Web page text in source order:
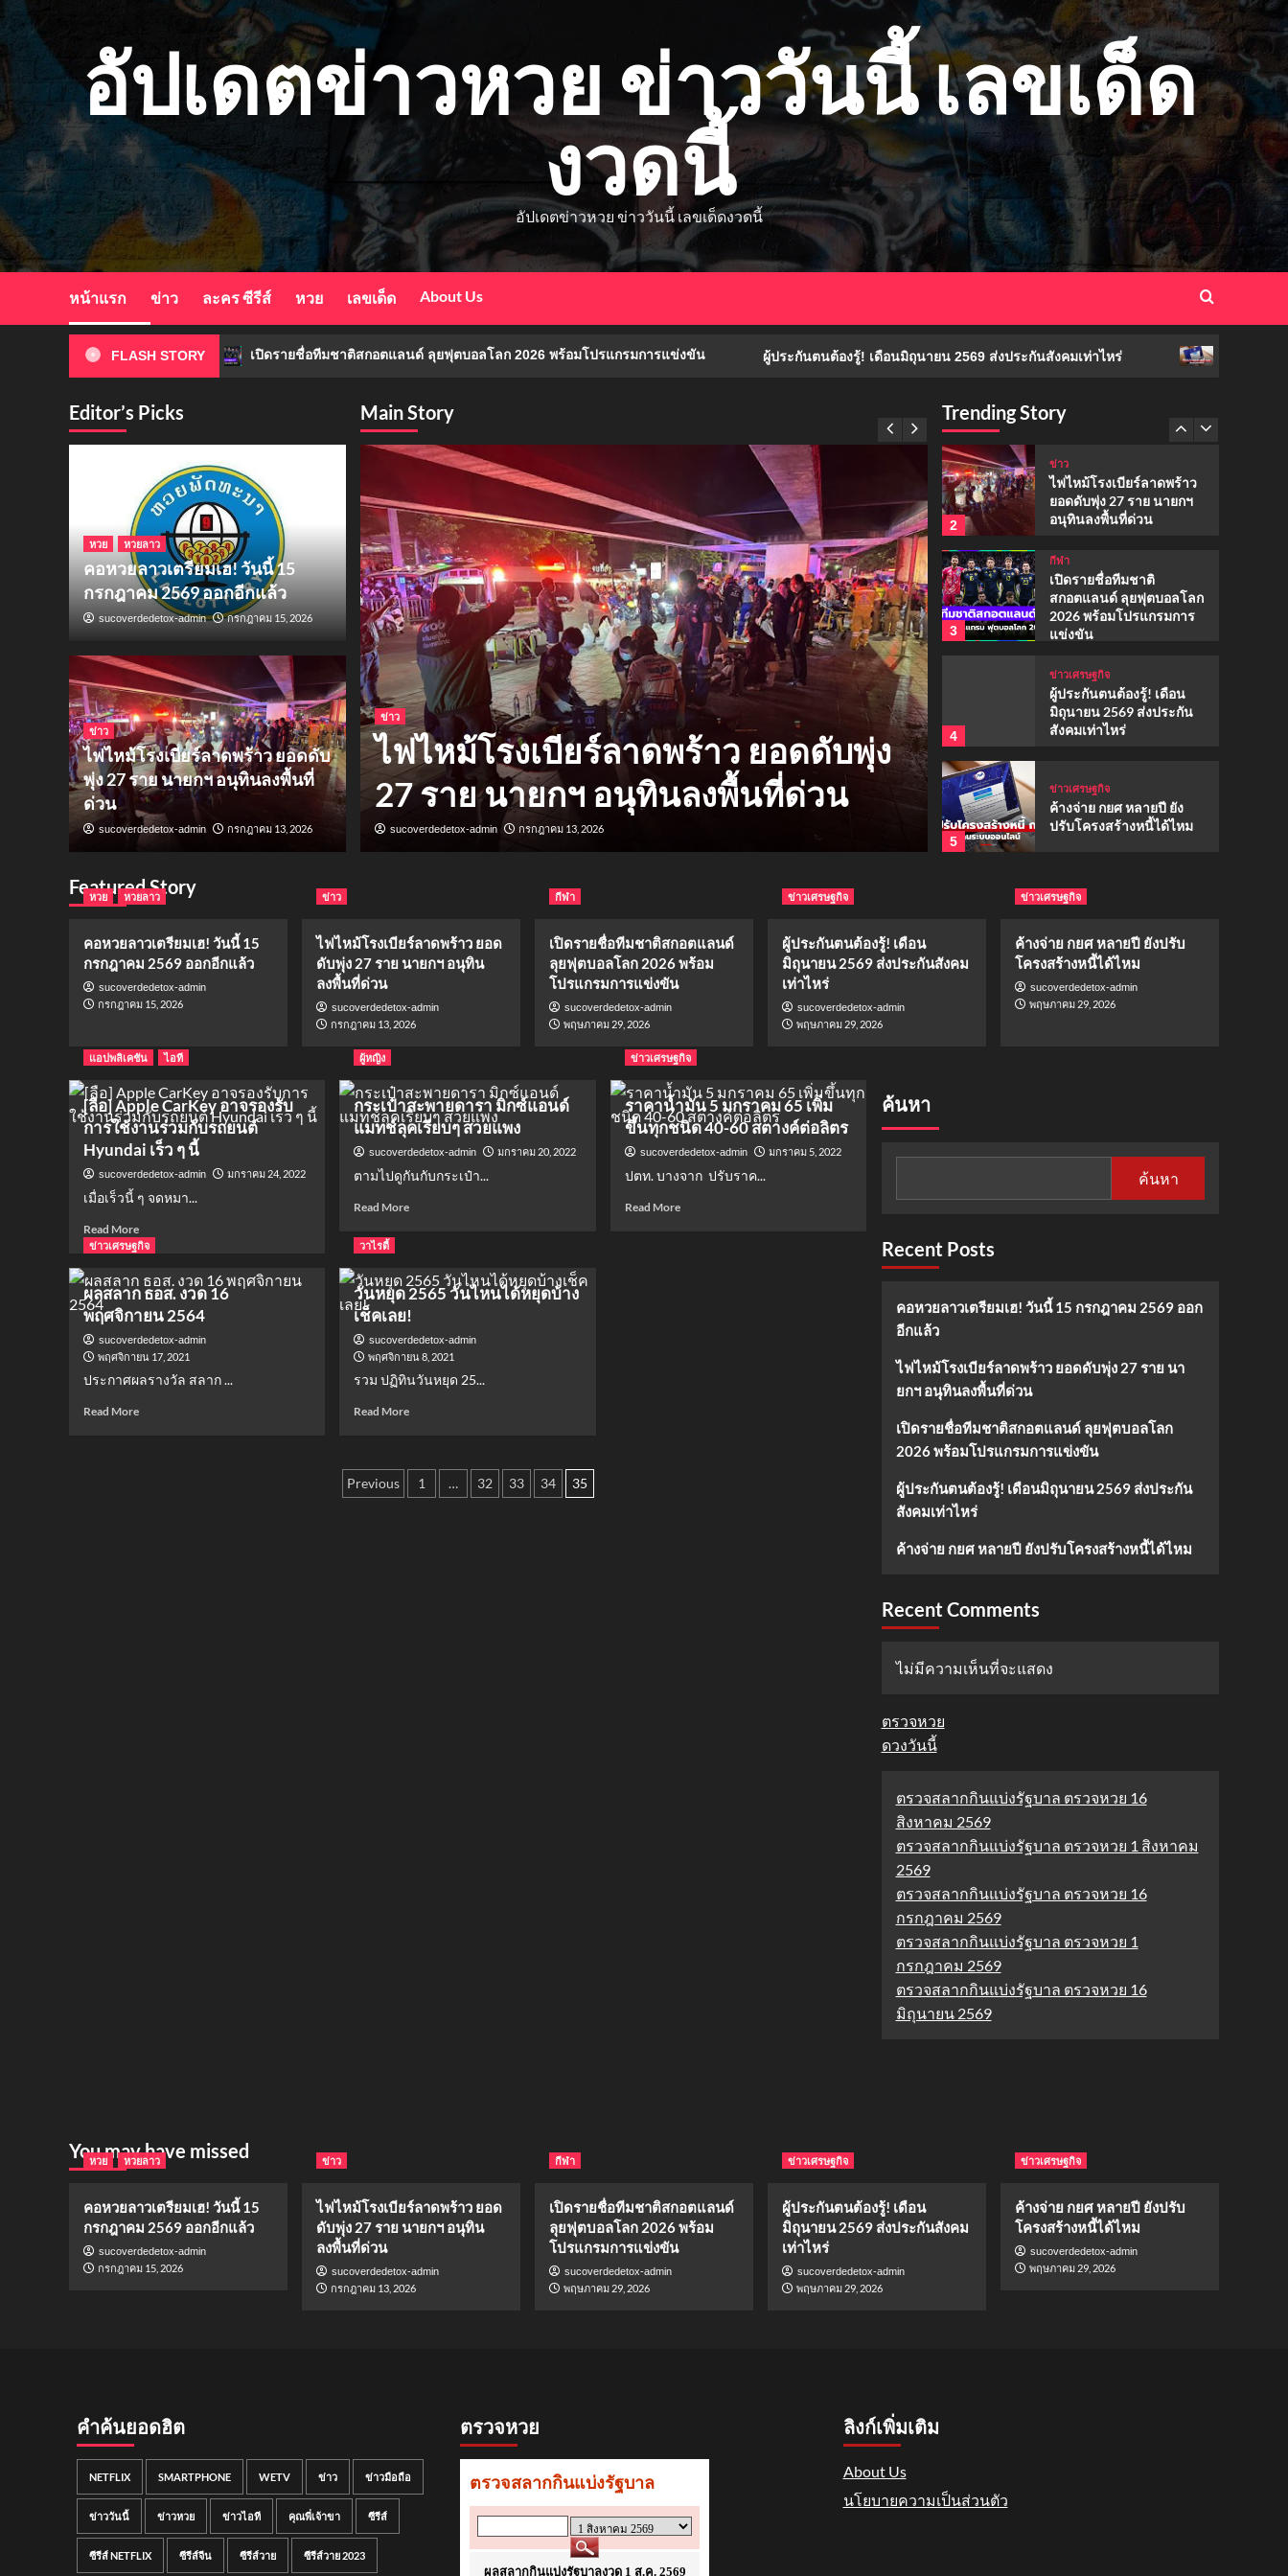
content
อัปเดตข่าวหวย ข่าววันนี้ เลขเด็ด
งวดนี้
อัปเดตข่าวหวย ข่าววันนี้ เลขเด็ดงวดนี้
หน้าแรก ข่าว ละคร ซีรีส์ หวย เลขเด็ด About Us
FLASH STORY
นุทินลงพื้นที่ด่วน เปิดรายชื่อทีมชาติสกอตแลนด์ ลุยฟุตบอลโลก 2026 พร้อมโปรแกรมการแข่งขัน ผู้ประกันตนต้องรู้! เดือนมิถุนายน 2569 ส่งประกันสังคมเท่าไหร่ ค้างจ่าย กยศ หลาย
Main Story
ยมเฮ! วันนี้ 15
ออกอีกแล้ว
ข่าว
ไฟไหม้โรงเบียร์ลาดพร้าว ยอดดับพุ่ง
27 ราย นายกฯ อนุทินลงพื้นที่ด่วน
sucoverdedetox-admin กรกฎาคม 13, 2026
เปิดรายชื่อทีมชาติสกอ
ฟุตบอลโลก 2026 พร้อ
แข่งขัน
sucoverdedetox-admin พฤษภาคม 29, 2026
Editor’s Picks
หวย หวยลาว
คอหวยลาวเตรียมเฮ! วันนี้ 15
กรกฎาคม 2569 ออกอีกแล้ว
sucoverdedetox-admin กรกฎาคม 15, 2026
ข่าว
ไฟไหม้โรงเบียร์ลาดพร้าว ยอดดับ
พุ่ง 27 ราย นายกฯ อนุทินลงพื้นที่
ด่วน
sucoverdedetox-admin กรกฎาคม 13, 2026
Trending Story
3
เปิดรายชื่อทีมชาติ
สกอตแลนด์ ลุยฟุตบอลโลก
2026 พร้อมโปรแกรมการ
แข่งขัน
ข่าวเศรษฐกิจ
ผู้ประกันตนต้องรู้! เดือน
มิถุนายน 2569 ส่งประกัน
สังคมเท่าไหร่
ข่าวเศรษฐกิจ
ค้างจ่าย กยศ หลายปี ยัง
ปรับโครงสร้างหนี้ได้ไหม
หวย หวยลาว
คอหวยลาวเตรียมเฮ! วันนี้
15 กรกฎาคม 2569 ออกอีก
2
ยอดดับพุ่ง 27 ราย นายกฯ
อนุทินลงพื้นที่ด่วน
3
กีฬา
สกอตแลนด์ ลุยฟุตบอลโลก
2026 พร้อมโปรแกรมการ
แข่งขัน
ข่าวเศรษฐกิจ
มิถุนายน 2569 ส่งประกัน
สังคมเท่าไหร่
5
ปรับโครงสร้างหนี้ได้ไหม
15 กรกฎาคม 2569 ออกอีก
แล้ว
ข่าว
ยอดดับพุ่ง 27 ราย นายกฯ
อนุทินลงพื้นที่ด่วน
ผู้ประกันตนต้องรู้! เดือน
ค้างจ่าย กยศ หลายปี ยัง
Featured Story
หวย หวยลาว
คอหวยลาวเตรียมเฮ! วันนี้ 15
กรกฎาคม 2569 ออกอีกแล้ว
sucoverdedetox-admin
กรกฎาคม 15, 2026
ข่าว
ไฟไหม้โรงเบียร์ลาดพร้าว ยอด
ดับพุ่ง 27 ราย นายกฯ อนุทิน
ลงพื้นที่ด่วน
sucoverdedetox-admin
กรกฎาคม 13, 2026
กีฬา
เปิดรายชื่อทีมชาติสกอตแลนด์
ลุยฟุตบอลโลก 2026 พร้อม
โปรแกรมการแข่งขัน
sucoverdedetox-admin
พฤษภาคม 29, 2026
ข่าวเศรษฐกิจ
ผู้ประกันตนต้องรู้! เดือน
มิถุนายน 2569 ส่งประกันสังคม
เท่าไหร่
sucoverdedetox-admin
พฤษภาคม 29, 2026
ข่าวเศรษฐกิจ
ค้างจ่าย กยศ หลายปี ยังปรับ
โครงสร้างหนี้ได้ไหม
sucoverdedetox-admin
พฤษภาคม 29, 2026
แอปพลิเคชัน ไอที
[ลือ] Apple CarKey อาจรองรับ
การใช้งานร่วมกับรถยนต์
Hyundai เร็ว ๆ นี้
sucoverdedetox-admin มกราคม 24, 2022
เมื่อเร็วนี้ ๆ จดหมา...
Read MoreRead
more
[ลือ]
Apple
CarKey
อาจ
รองรับ
งาน
ผู้หญิง
กระเป๋าสะพายดารา มิกซ์แอนด์
แมทช์ลุคเรียบๆ สวยแพง
sucoverdedetox-admin มกราคม 20, 2022
ตามไปดูกันกับกระเป๋า...
Read MoreRead
สะพาย
ดารา
มิกซ์
แมทช์
ค
ข่าวเศรษฐกิจ
ราคาน้ำมัน 5 มกราคม 65 เพิ่ม
ขึ้นทุกชนิด 40-60 สตางค์ต่อลิตร
sucoverdedetox-admin มกราคม 5, 2022
ปตท. บางจาก ปรับราค...
Read MoreRead
ข่าวเศรษฐกิจ
ผลสลาก ธอส. งวด 16
พฤศจิกายน 2564
sucoverdedetox-admin
พฤศจิกายน 17, 2021
ประกาศผลรางวัล สลาก ...
Read MoreRead
วาไรตี้
วันหยุด 2565 วันไหนได้หยุดบ้าง
เช็คเลย!
sucoverdedetox-admin
พฤศจิกายน 8, 2021
รวม ปฏิทินวันหยุด 25...
Read MoreRead
หยุด
2565
Posts
Previous 1 … 32 33 34 35
ค้นหา
ค้นหา
Recent Posts
คอหวยลาวเตรียมเฮ! วันนี้ 15 กรกฎาคม 2569 ออก
อีกแล้ว
ไฟไหม้โรงเบียร์ลาดพร้าว ยอดดับพุ่ง 27 ราย นา
ยกฯ อนุทินลงพื้นที่ด่วน
เปิดรายชื่อทีมชาติสกอตแลนด์ ลุยฟุตบอลโลก
2026 พร้อมโปรแกรมการแข่งขัน
ผู้ประกันตนต้องรู้! เดือนมิถุนายน 2569 ส่งประกัน
สังคมเท่าไหร่
ค้างจ่าย กยศ หลายปี ยังปรับโครงสร้างหนี้ได้ไหม
Recent Comments
ไม่มีความเห็นที่จะแสดง
ตรวจหวย
ดวงวันนี้
ตรวจสลากกินแบ่งรัฐบาล ตรวจหวย 16
สิงหาคม 2569
ตรวจสลากกินแบ่งรัฐบาล ตรวจหวย 1 สิงหาคม
2569
ตรวจสลากกินแบ่งรัฐบาล ตรวจหวย 16
กรกฎาคม 2569
ตรวจสลากกินแบ่งรัฐบาล ตรวจหวย 1
กรกฎาคม 2569
ตรวจสลากกินแบ่งรัฐบาล ตรวจหวย 16
มิถุนายน 2569
You may have missed
หวย หวยลาว
คอหวยลาวเตรียมเฮ! วันนี้ 15
กรกฎาคม 2569 ออกอีกแล้ว
sucoverdedetox-admin
กรกฎาคม 15, 2026
ข่าว
ไฟไหม้โรงเบียร์ลาดพร้าว ยอด
ดับพุ่ง 27 ราย นายกฯ อนุทิน
ลงพื้นที่ด่วน
sucoverdedetox-admin
กรกฎาคม 13, 2026
กีฬา
เปิดรายชื่อทีมชาติสกอตแลนด์
ลุยฟุตบอลโลก 2026 พร้อม
โปรแกรมการแข่งขัน
sucoverdedetox-admin
พฤษภาคม 29, 2026
ข่าวเศรษฐกิจ
ผู้ประกันตนต้องรู้! เดือน
มิถุนายน 2569 ส่งประกันสังคม
เท่าไหร่
sucoverdedetox-admin
พฤษภาคม 29, 2026
ข่าวเศรษฐกิจ
ค้างจ่าย กยศ หลายปี ยังปรับ
โครงสร้างหนี้ได้ไหม
sucoverdedetox-admin
พฤษภาคม 29, 2026
คำค้นยอดฮิต
NETFLIX SMARTPHONE WETV ข่าว ข่าวมือถือ
ข่าววันนี้ ข่าวหวย ข่าวไอที คุณพี่เจ้าขา ซีรีส์
ซีรีส์ NETFLIX ซีรีส์จีน ซีรีส์วาย ซีรีส์วาย 2023
ตรวจหวย ลิงก์เพิ่มเติม
About Us
นโยบายความเป็นส่วนตัว